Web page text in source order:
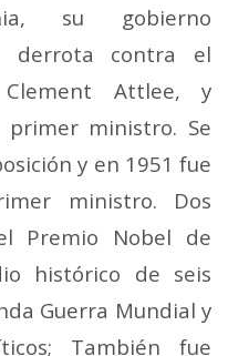
su gobierno
derrota contra el
Attlee, y
primer ministro. Se
y en 1951 fue
ministro. Dos
Premio Nobel de
histórico de seis
Guerra Mundial y
También fue